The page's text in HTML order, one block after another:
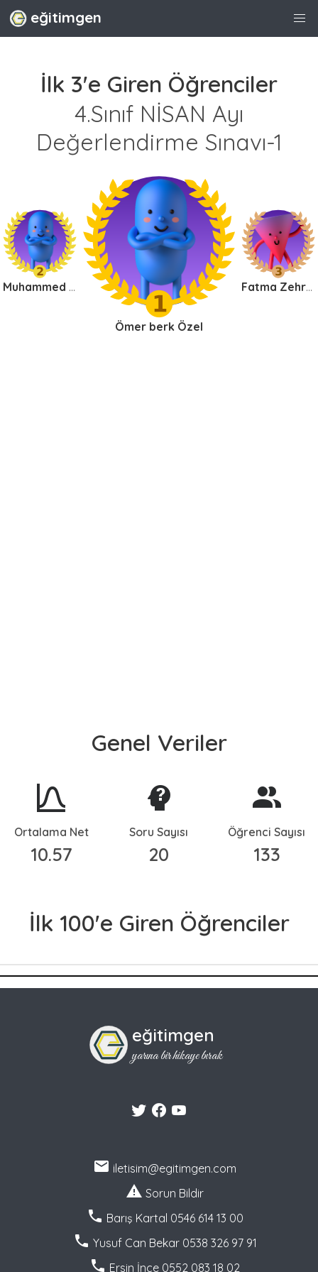
eğitimgen
İlk 3'e Giren Öğrenciler
4.Sınıf NİSAN Ayı
Değerlendirme Sınavı-1
Muhammed Atalan
Ömer berk Özel
Fatma Zehra MEŞE
Genel Veriler
Ortalama Net
10.57
Soru Sayısı
20
Öğrenci Sayısı
133
İlk 100'e Giren Öğrenciler
eğitimgen
yarına bir hikaye bırak
iletisim@egitimgen.com
Sorun Bildir
Barış Kartal 0546 614 13 00
Yusuf Can Bekar 0538 326 97 91
Ersin İnce 0552 083 18 02